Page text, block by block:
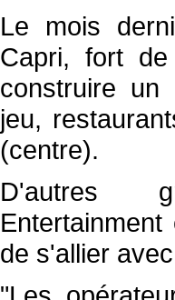
Le mois
Capri, fort
construire
jeu,
(centre).
D'autres
de s'allier